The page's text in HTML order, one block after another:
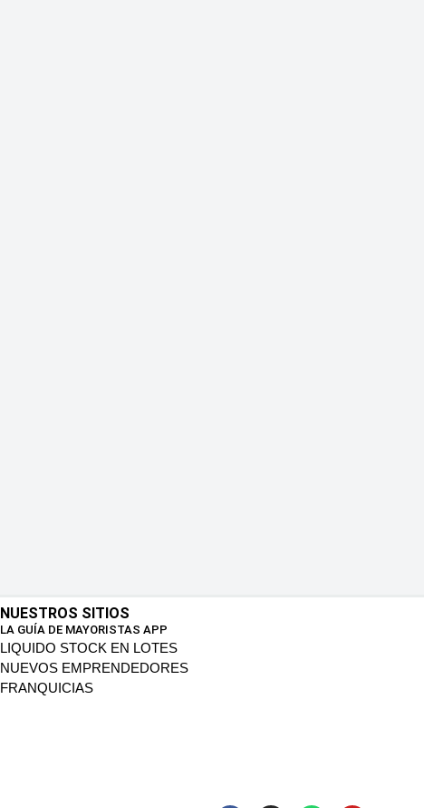
NUESTROS SITIOS
LA GUÍA DE MAYORISTAS APP
LIQUIDO STOCK EN LOTES
NUEVOS EMPRENDEDORES
FRANQUICIAS